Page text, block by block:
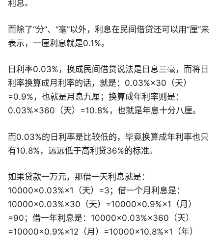
利息。
而除了“分”、“毫”以外，利息在民间借贷还可以用“厘”来
表示，一厘利息就是0.1%。
日利率0.03%，换成民间借贷说法是日息三毫，而将日
利率换算成月利率的话，就是：0.03%×30（天）
=0.9%，也就是月息九厘；换算成年利率则是：
0.03%×360（天）=10.8%，也就是年息十分八厘。
而0.03%的日利率是比较低的，毕竟换算成年利率也只
有10.8%，远远低于高利贷36%的标准。
如果贷款一万元，那借一天利息就是：
10000×0.03%×1（天）=3；借一个月利息是：
10000×0.03%×30（天）=10000×0.9%×1（月）
=90；借一年利息是：10000×0.03%×360（天）
=10000×0.9%×12（月）=10000×10.8%×1（年）